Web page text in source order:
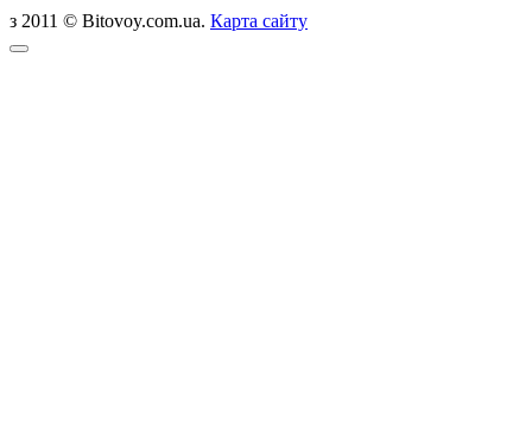
з 2011 © Bitovoy.com.ua. Карта сайту